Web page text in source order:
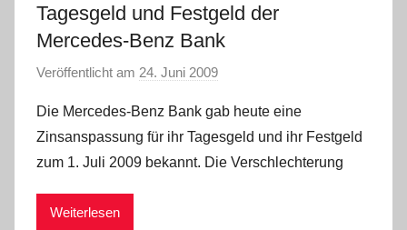
Tagesgeld und Festgeld der
Mercedes-Benz Bank
Veröffentlicht am 24. Juni 2009
n
Die Mercedes-Benz Bank gab heute eine
Zinsanspassung für ihr Tagesgeld und ihr Festgeld
zum 1. Juli 2009 bekannt. Die Verschlechterung
Weiterlesen